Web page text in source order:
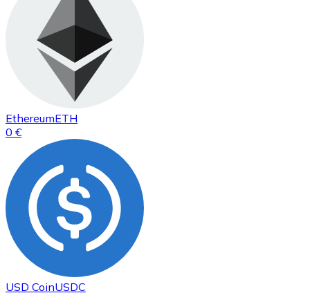
EthereumETH
0 €
USD CoinUSDC